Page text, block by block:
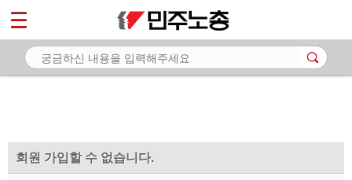
회원 가입할 수 없습니다.
마이페이지
소개
자료